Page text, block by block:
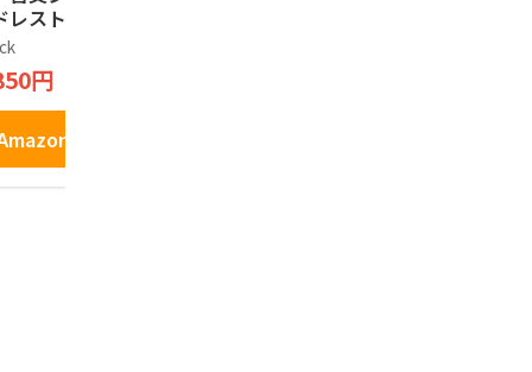
レストラン M
SELECTION 2
GOLD AWARD
マンゴーラング
ャ 宮崎県産マ
ー使用 MIYZAKI
LANGUE DE
菓子 10枚
円
で見る